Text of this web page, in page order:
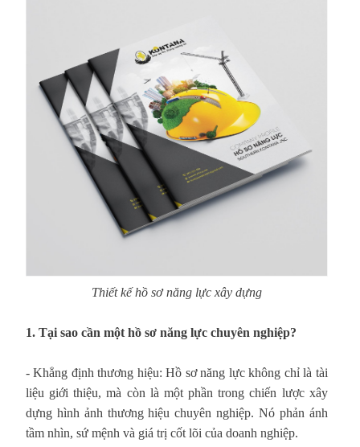
Thiết kế hồ sơ năng lực xây dựng
1. Tại sao cần một hồ sơ năng lực chuyên nghiệp?
- Khẳng định thương hiệu: Hồ sơ năng lực không chỉ là tài
liệu giới thiệu, mà còn là một phần trong chiến lược xây
dựng hình ảnh thương hiệu chuyên nghiệp. Nó phản ánh
tầm nhìn, sứ mệnh và giá trị cốt lõi của doanh nghiệp.